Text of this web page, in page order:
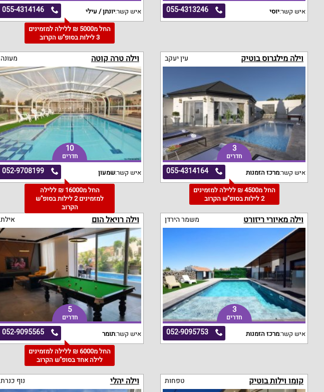
055-4313246 איש קשר:יוסי 055-4314146 איש קשר:יונתן / עילי
החל מ5000 ₪ ללילה למזמינים
3 לילות בסופ"ש הקרוב
וילה מילגרוס בוטיק עין יעקב
3
חדרים
055-4314164 איש קשר:מרכז הזמנות
החל מ4500 ₪ ללילה למזמינים
2 לילות בסופ"ש הקרוב
וילה טרה קוטה מעונה
10
חדרים
052-9708199 איש קשר:שמעון
החל מ16000 ₪ ללילה
למזמינים 2 לילות בסופ"ש
הקרוב
וילה מאיורי ריזורט משמר הירדן
3
חדרים
052-9095753 איש קשר:מרכז הזמנות
וילה רויאל הום אילת
5
חדרים
052-9095565 איש קשר:תומר
החל מ6000 ₪ ללילה למזמינים
לילה אחד בסופ"ש הקרוב
קומו וילות בוטיק טפחות וילה יהלי נוף כנרת